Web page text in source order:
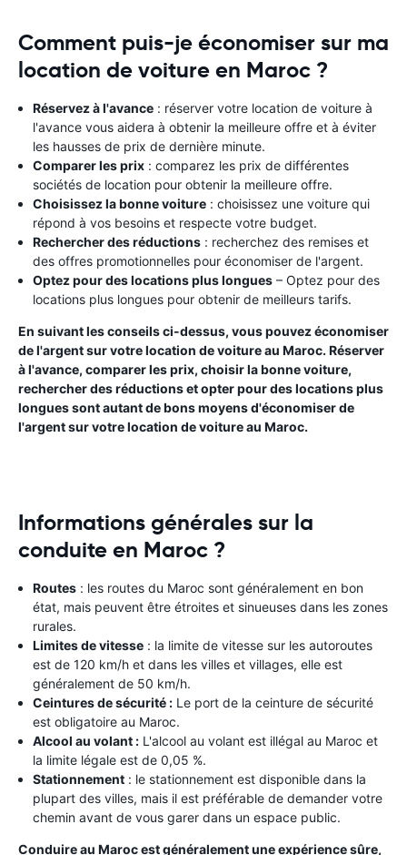
Comment puis-je économiser sur ma
location de voiture en Maroc ?
Réservez à l'avance : réserver votre location de voiture à
l'avance vous aidera à obtenir la meilleure offre et à éviter
les hausses de prix de dernière minute.
Comparer les prix : comparez les prix de différentes
sociétés de location pour obtenir la meilleure offre.
Choisissez la bonne voiture : choisissez une voiture qui
répond à vos besoins et respecte votre budget.
Rechercher des réductions : recherchez des remises et
des offres promotionnelles pour économiser de l'argent.
Optez pour des locations plus longues – Optez pour des
locations plus longues pour obtenir de meilleurs tarifs.
En suivant les conseils ci-dessus, vous pouvez économiser
de l'argent sur votre location de voiture au Maroc. Réserver
à l'avance, comparer les prix, choisir la bonne voiture,
rechercher des réductions et opter pour des locations plus
longues sont autant de bons moyens d'économiser de
l'argent sur votre location de voiture au Maroc.
Informations générales sur la
conduite en Maroc ?
Routes : les routes du Maroc sont généralement en bon
état, mais peuvent être étroites et sinueuses dans les zones
rurales.
Limites de vitesse : la limite de vitesse sur les autoroutes
est de 120 km/h et dans les villes et villages, elle est
généralement de 50 km/h.
Ceintures de sécurité : Le port de la ceinture de sécurité
est obligatoire au Maroc.
Alcool au volant : L'alcool au volant est illégal au Maroc et
la limite légale est de 0,05 %.
Stationnement : le stationnement est disponible dans la
plupart des villes, mais il est préférable de demander votre
chemin avant de vous garer dans un espace public.
Conduire au Maroc est généralement une expérience sûre,